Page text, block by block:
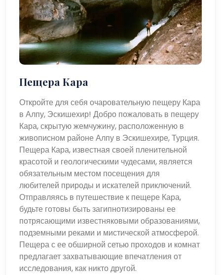
Пещера Кара
Откройте для себя очаровательную пещеру Кара
в Алпу, Эскишехир! Добро пожаловать в пещеру
Кара, скрытую жемчужину, расположенную в
живописном районе Алпу в Эскишехире, Турция.
Пещера Кара, известная своей пленительной
красотой и геологическими чудесами, является
обязательным местом посещения для
любителей природы и искателей приключений.
Отправляясь в путешествие к пещере Кара,
будьте готовы быть загипнотизированы ее
потрясающими известняковыми образованиями,
подземными реками и мистической атмосферой.
Пещера с ее обширной сетью проходов и комнат
предлагает захватывающие впечатления от
исследования, как никто другой.